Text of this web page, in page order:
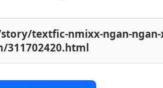
textfic-nmixx-ngan-ngan-
311702420.html